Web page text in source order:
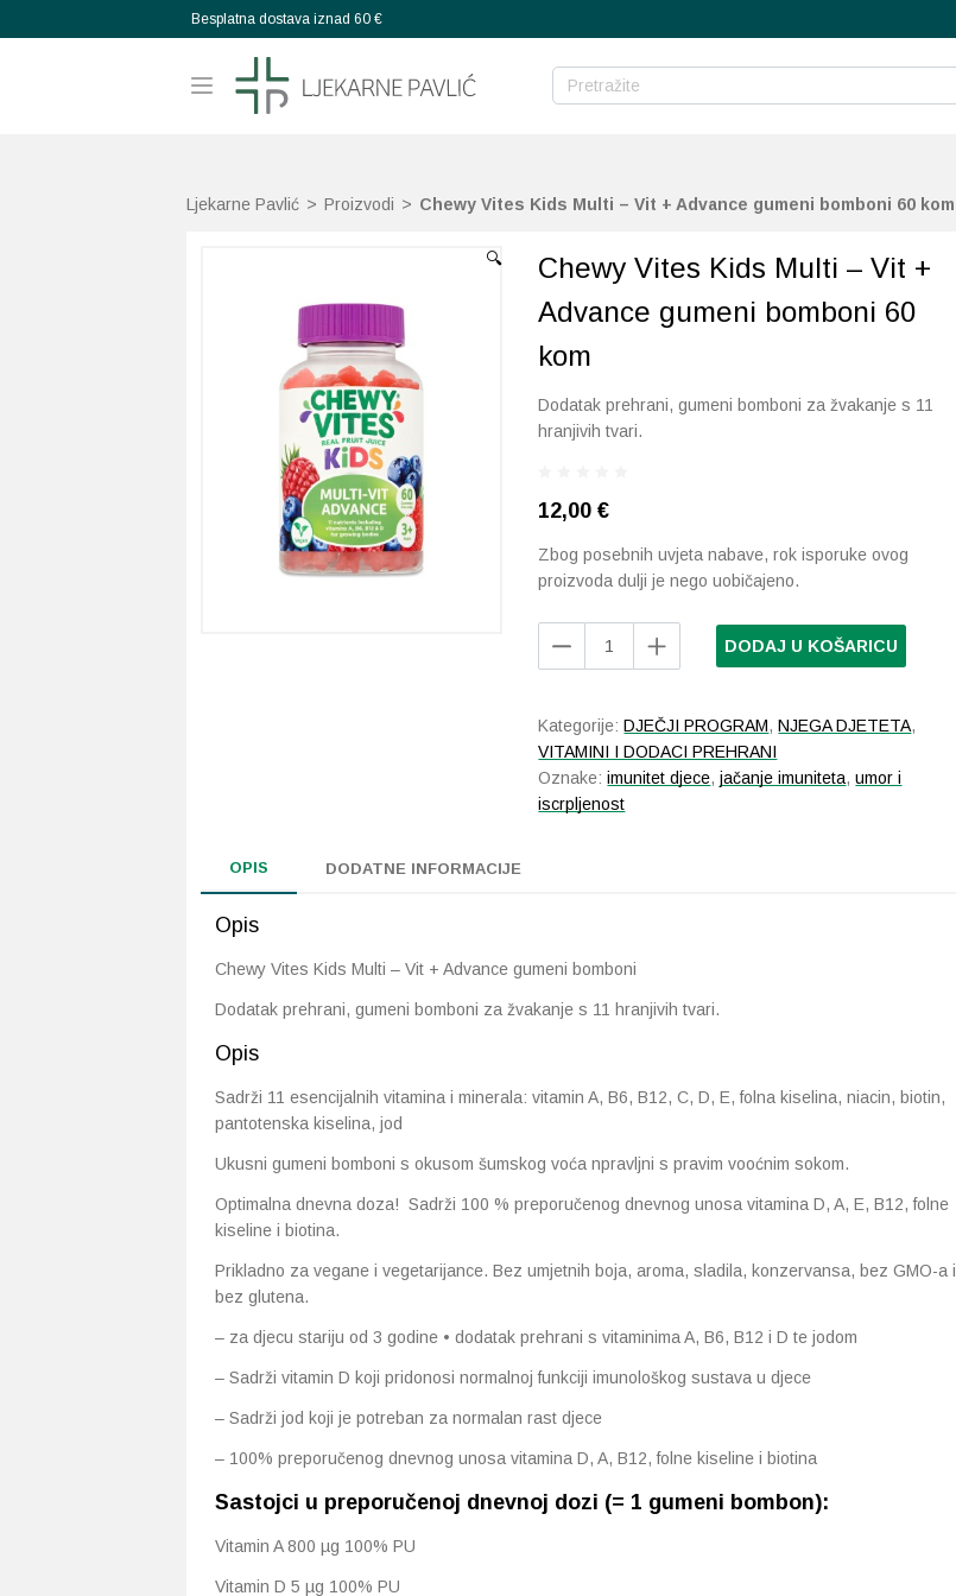
Besplatna dostava iznad 60 €
Ljekarne Pavlić > Proizvodi > Chewy Vites Kids Multi – Vit + Advance gumeni bomboni 60 kom
🔍
Chewy Vites Kids Multi – Vit +
Advance gumeni bomboni 60
kom
Dodatak prehrani, gumeni bomboni za žvakanje s 11
hranjivih tvari.
12,00€
Zbog posebnih uvjeta nabave, rok isporuke ovog
proizvoda dulji je nego uobičajeno.
Vit
Advance
DODAJ U KOŠARICU
Kategorije:DJEČJI PROGRAM,NJEGA DJETETA,
VITAMINI I DODACI PREHRANI
Oznake:imunitet djece,jačanje imuniteta,umor i
iscrpljenost
OPIS DODATNE INFORMACIJE
Opis
Chewy Vites Kids Multi – Vit + Advance gumeni bomboni
Dodatak prehrani, gumeni bomboni za žvakanje s 11 hranjivih tvari.
Opis
Sadrži 11 esencijalnih vitamina i minerala: vitamin A, B6, B12, C, D, E, folna kiselina, niacin, biotin,
pantotenska kiselina, jod
Ukusni gumeni bomboni s okusom šumskog voća npravljni s pravim vooćnim sokom.
Optimalna dnevna doza! Sadrži 100 % preporučenog dnevnog unosa vitamina D, A, E, B12, folne
kiseline i biotina.
Prikladno za vegane i vegetarijance. Bez umjetnih boja, aroma, sladila, konzervansa, bez GMO-a i
bez glutena.
– za djecu stariju od 3 godine • dodatak prehrani s vitaminima A, B6, B12 i D te jodom
– Sadrži vitamin D koji pridonosi normalnoj funkciji imunološkog sustava u djece
– Sadrži jod koji je potreban za normalan rast djece
– 100% preporučenog dnevnog unosa vitamina D, A, B12, folne kiseline i biotina
Sastojci u preporučenoj dnevnoj dozi (= 1 gumeni bombon):
Vitamin A 800 µg 100% PU
Vitamin D 5 µg 100% PU